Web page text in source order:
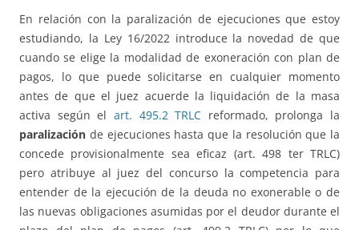
En relación con la paralización de ejecuciones que estoy
estudiando, la Ley 16/2022 introduce la novedad de que
cuando se elige la modalidad de exoneración con plan de
pagos, lo que puede solicitarse en cualquier momento
antes de que el juez acuerde la liquidación de la masa
activa según el art. 495.2 TRLC reformado, prolonga la
paralización de ejecuciones hasta que la resolución que la
concede provisionalmente sea eficaz (art. 498 ter TRLC)
pero atribuye al juez del concurso la competencia para
entender de la ejecución de la deuda no exonerable o de
las nuevas obligaciones asumidas por el deudor durante el